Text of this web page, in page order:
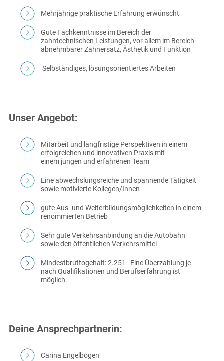
Mehrjährige praktische Erfahrung erwünscht
Gute Fachkenntnisse im Bereich der
zahntechnischen Leistungen, vor allem im Bereich
abnehmbarer Zahnersatz, Ästhetik und Funktion
Selbständiges, lösungsorientiertes Arbeiten
Unser Angebot:
Mitarbeit und langfristige Perspektiven in einem
erfolgreichen und innovativen Praxis mit
einem jungen und erfahrenen Team
Eine abwechslungsreiche und spannende Tätigkeit
sowie motivierte Kollegen/Innen
gute Aus- und Weiterbildungsmöglichkeiten in einem
renommierten Betrieb
Sehr gute Verkehrsanbindung an die Autobahn
sowie den öffentlichen Verkehrsmittel
Mindestbruttogehalt: 2.251  Eine Überzahlung je
nach Qualifikationen und Berufserfahrung ist
möglich.
Deine Ansprechpartnerin:
Carina Engelbogen